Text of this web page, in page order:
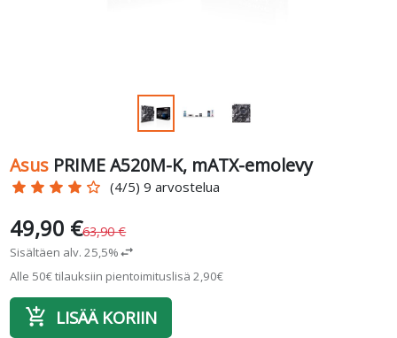
Asus PRIME A520M-K, mATX-emolevy
star star star star star_border (4/5) 9 arvostelua
49,90 €63,90 €
Sisältäen alv. 25,5%swap_horiz
Alle 50€ tilauksiin pientoimituslisä 2,90€
add_shopping_cart LISÄÄ KORIIN